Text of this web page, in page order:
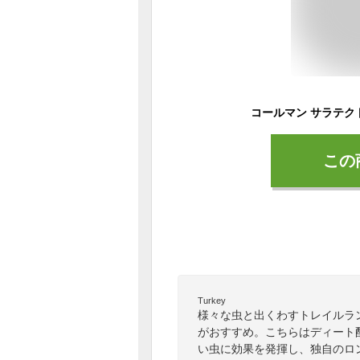
こ
Turkey
様々な虫と出くわすトレイル
がおすすめ。こちらはディー
い虫に効果を発揮し、独自の